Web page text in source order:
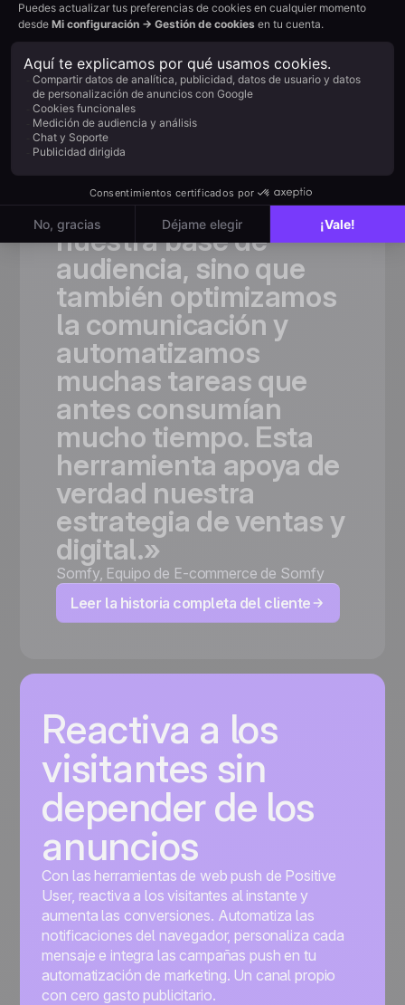
Reseñas de cliente
La elección delos equipos
en plenocrecimiento
«Graciasa
User,
ampliamos
significativamente
nuestrabasede
audiencia, sino que
también optimizamos
la comunicación y
automatizamos
muchas tareas que
antes consumían
mucho tiempo. Esta
herramienta apoya de
verdad nuestra
estrategia deventas y
digital.»
Somfy, Equipo de E-commerce de Somfy
Leer la historia completa del cliente
Reactiva a los
visitantes sin
depender de los
anuncios
Con las herramientas de web push de Positive
User, reactiva a los visitantes al instante y
aumenta las conversiones. Automatiza las
notificaciones del navegador, personaliza cada
mensaje e integra las campañas push en tu
automatización de marketing. Un canal propio
con cero gasto publicitario.